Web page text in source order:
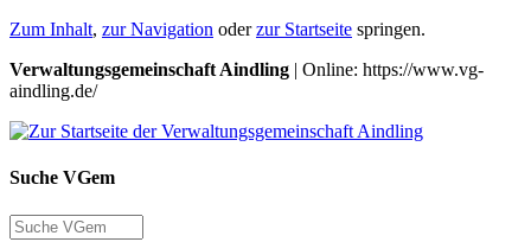
Zum Inhalt, zur Navigation oderzur Startseite springen.
Verwaltungsgemeinschaft Aindling | Online: https://www.vg-
aindling.de/
Suche VGem